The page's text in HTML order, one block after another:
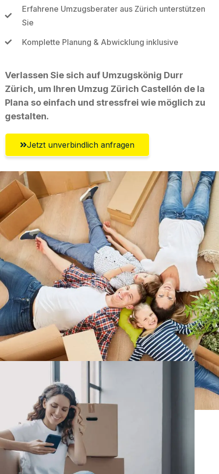
Erfahrene Umzugsberater aus Zürich unterstützen
Sie
Komplette Planung & Abwicklung inklusive
Verlassen Sie sich auf Umzugskönig Durr
Zürich, um Ihren Umzug Zürich Castellón de la
Plana so einfach und stressfrei wie möglich zu
gestalten.
Jetzt unverbindlich anfragen